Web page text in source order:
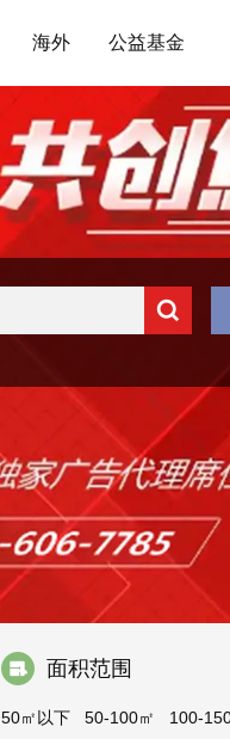
海外 公益基金
面积范围
50㎡以下 50-100㎡
100-